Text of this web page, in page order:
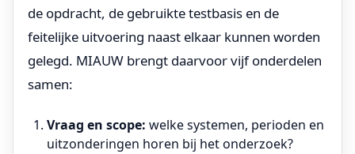
de opdracht, de gebruikte testbasis en de
feitelijke uitvoering naast elkaar kunnen worden
gelegd. MIAUW brengt daarvoor vijf onderdelen
samen:
Vraag en scope: welke systemen, perioden en
uitzonderingen horen bij het onderzoek?